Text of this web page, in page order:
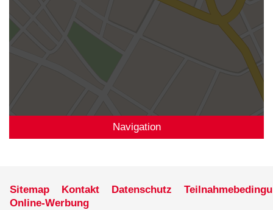
Navigation
Sitemap Kontakt Datenschutz
Online-Werbung